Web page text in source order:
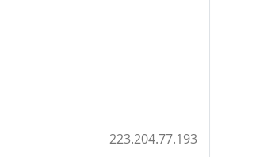
223.204.77.193